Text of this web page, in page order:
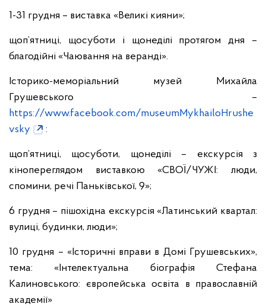
1-31 грудня – виставка «Великі кияни»;
щоп’ятниці, щосуботи і щонеділі протягом дня –
благодійні «Чаювання на веранді».
Історико-меморіальний музей Михайла
Грушевського –
https://www.facebook.com/museumMykhailoHrushe
vsky
:
щоп’ятниці, щосуботи, щонеділі – екскурсія з
кінопереглядом виставкою «СВОЇ/ЧУЖІ: люди,
спомини, речі Паньківської, 9»;
6 грудня – пішохідна екскурсія «Латинський квартал:
вулиці, будинки, люди»;
10 грудня – «Історичні вправи в Домі Грушевських»,
тема: «Інтелектуальна біографія Стефана
Калиновського: європейська освіта в православній
академії»